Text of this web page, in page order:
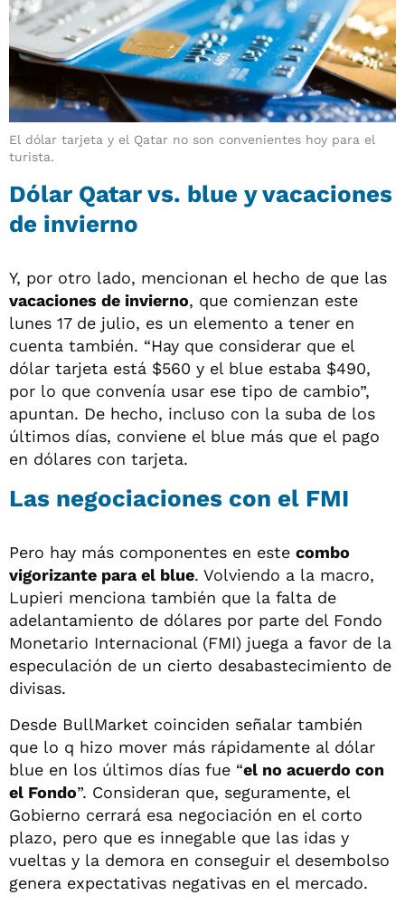
El dólar tarjeta y el Qatar no son convenientes hoy para el
turista.
Dólar Qatar vs. blue y vacaciones
de invierno
Y, por otro lado, mencionan el hecho de que las
vacaciones de invierno, que comienzan este
lunes 17 de julio, es un elemento a tener en
cuenta también. “Hay que considerar que el
dólar tarjeta está $560 y el blue estaba $490,
por lo que convenía usar ese tipo de cambio”,
apuntan. De hecho, incluso con la suba de los
últimos días, conviene el blue más que el pago
en dólares con tarjeta.
Las negociaciones con el FMI
Pero hay más componentes en este combo
vigorizante para el blue. Volviendo a la macro,
Lupieri menciona también que la falta de
adelantamiento de dólares por parte del Fondo
Monetario Internacional (FMI) juega a favor de la
especulación de un cierto desabastecimiento de
divisas.
Desde BullMarket coinciden señalar también
que lo q hizo mover más rápidamente al dólar
blue en los últimos días fue “el no acuerdo con
el Fondo”. Consideran que, seguramente, el
Gobierno cerrará esa negociación en el corto
plazo, pero que es innegable que las idas y
vueltas y la demora en conseguir el desembolso
genera expectativas negativas en el mercado.